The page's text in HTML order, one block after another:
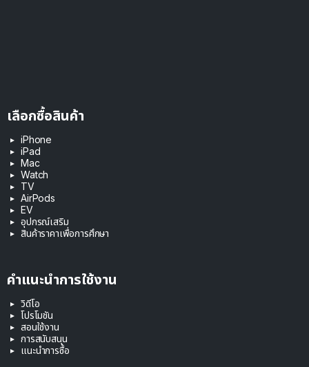
เลือกซื้อสินค้า
iPhone
iPad
Mac
Watch
TV
AirPods
EV
อุปกรณ์เสริม
สินค้าราคาเพื่อการศึกษา
คำแนะนำการใช้งาน
วิดีโอ
โปรโมชัน
สอนใช้งาน
การสนับสนุน
แนะนำการซื้อ